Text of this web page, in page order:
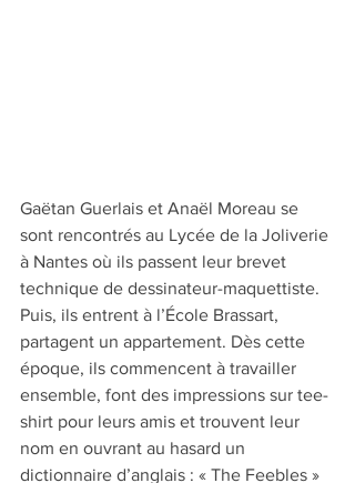
Gaëtan Guerlais et Anaël Moreau se
sont rencontrés au Lycée de la Joliverie
à Nantes où ils passent leur brevet
technique de dessinateur-maquettiste.
Puis, ils entrent à l’École Brassart,
partagent un appartement. Dès cette
époque, ils commencent à travailler
ensemble, font des impressions sur tee-
shirt pour leurs amis et trouvent leur
nom en ouvrant au hasard un
dictionnaire d’anglais : « The Feebles »